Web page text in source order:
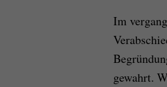
Im
gewahrt.